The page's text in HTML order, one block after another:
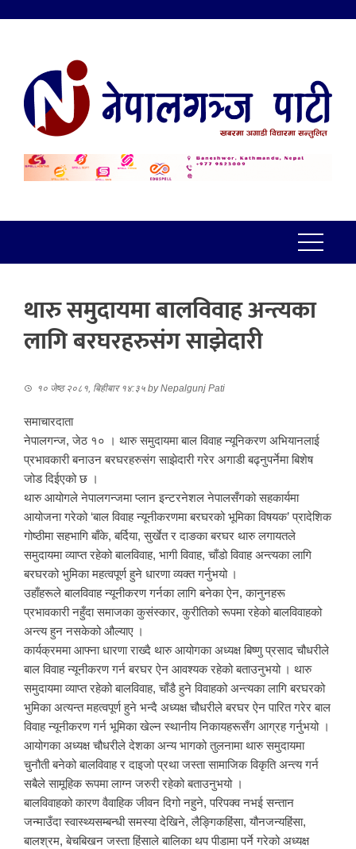
थारु समुदायमा बालविवाह अन्त्यका
लागि बरघरहरुसंग साझेदारी
१० जेष्ठ २०८१, बिहीबार १४:३५ byNepalgunj Pati
समाचारदाता
नेपालगन्ज, जेठ १० । थारु समुदायमा बाल विवाह न्यूनिकरण अभियानलाई
प्रभावकारी बनाउन बरघरहरुसंग साझेदारी गरेर अगाडी बढ्नुपर्नेमा बिशेष
जोड दिईएको छ ।
थारु आयोगले नेपालगन्जमा प्लान इन्टरनेशल नेपालसँगको सहकार्यमा
आयोजना गरेको ‘बाल विवाह न्यूनीकरणमा बरघरको भूमिका विषयक’ प्रादेशिक
गोष्ठीमा सहभागि बाँके, बर्दिया, सुर्खेत र दाङका बरघर थारु लगायतले
समुदायमा व्याप्त रहेको बालविवाह, भागी विवाह, चाँडो विवाह अन्त्यका लागि
बरघरको भुमिका महत्वपूर्ण हुने धारणा व्यक्त गर्नुभयो ।
उहाँहरूले बालविवाह न्यूनीकरण गर्नका लागि बनेका ऐन, कानुनहरू
प्रभावकारी नहुँदा समाजका कुसंस्कार, कुरीतिको रूपमा रहेको बालविवाहको
अन्त्य हुन नसकेको औल्याए ।
कार्यक्रममा आफ्ना धारणा राख्दै थारु आयोगका अध्यक्ष बिष्णु प्रसाद चौधरीले
बाल विवाह न्यूनीकरण गर्न बरघर ऐन आवश्यक रहेको बताउनुभयो । थारु
समुदायमा व्याप्त रहेको बालविवाह, चाँडै हुने विवाहको अन्त्यका लागि बरघरको
भुमिका अत्यन्त महत्वपूर्ण हुने भन्दै अध्यक्ष चौधरीले बरघर ऐन पारित गरेर बाल
विवाह न्यूनीकरण गर्न भूमिका खेल्न स्थानीय निकायहरूसँग आग्रह गर्नुभयो ।
आयोगका अध्यक्ष चौधरीले देशका अन्य भागको तुलनामा थारु समुदायमा
चुनौती बनेको बालविवाह र दाइजो प्रथा जस्ता सामाजिक विकृति अन्त्य गर्न
सबैले सामूहिक रूपमा लाग्न जरुरी रहेको बताउनुभयो ।
बालविवाहको कारण वैवाहिक जीवन दिगो नहुने, परिपक्व नभई सन्तान
जन्माउँदा स्वास्थ्यसम्बन्धी समस्या देखिने, लैङ्गिकहिंसा, यौनजन्यहिंसा,
बालश्रम, बेचबिखन जस्ता हिंसाले बालिका थप पीडामा पर्ने गरेको अध्यक्ष